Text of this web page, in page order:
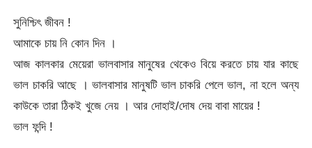
সুনিশ্চিৎ জীবন !
আমাকে চায় নি কোন দিন ।
আজ কালকার মেয়েরা ভালবাসার মানুষের থেকেও বিয়ে করতে চায় যার কাছে
ভাল চাকরি আছে । ভালবাসার মানুষটি ভাল চাকরি পেলে ভাল, না হলে অন্য
কাউকে তারা ঠিকই খুজে নেয় । আর দোহাই/দোষ দেয় বাবা মায়ের !
ভাল ফন্দি !